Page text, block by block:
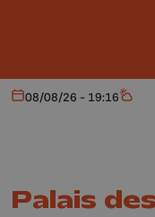
Aujourd'hui
08/08/26 - 19:16 Météo
Palais